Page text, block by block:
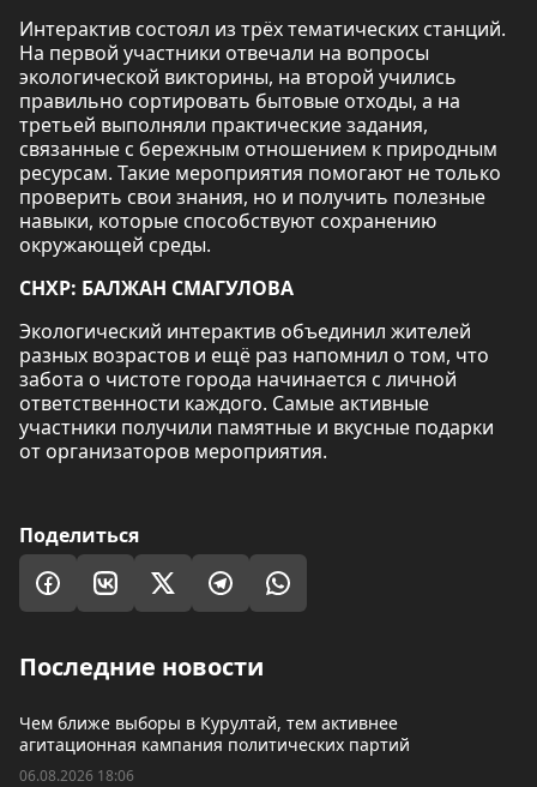
Интерактив состоял из трёх тематических станций.
На первой участники отвечали на вопросы
экологической викторины, на второй учились
правильно сортировать бытовые отходы, а на
третьей выполняли практические задания,
связанные с бережным отношением к природным
ресурсам. Такие мероприятия помогают не только
проверить свои знания, но и получить полезные
навыки, которые способствуют сохранению
окружающей среды.
СНХР: БАЛЖАН СМАГУЛОВА
Экологический интерактив объединил жителей
разных возрастов и ещё раз напомнил о том, что
забота о чистоте города начинается с личной
ответственности каждого. Самые активные
участники получили памятные и вкусные подарки
от организаторов мероприятия.
Поделиться
Последние новости
Чем ближе выборы в Курултай, тем активнее
агитационная кампания политических партий
06.08.2026 18:06